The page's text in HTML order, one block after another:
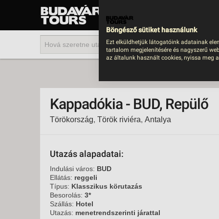
UTAZÁS
Kappadókia - BUD, Repülő
Törökország, Török riviéra, Antalya
Utazás alapadatai:
Indulási város: BUD
Ellátás: reggeli
Típus: Klasszikus körutazás
Besorolás: 3*
Szállás: Hotel
Utazás: menetrendszerinti járattal
Böngésző sütiket használunk
Ezt elküldhetjük látogatóink adatainak
tartalom megjelenítésére és nagyszerű
az általunk használt cookies, nyissa meg